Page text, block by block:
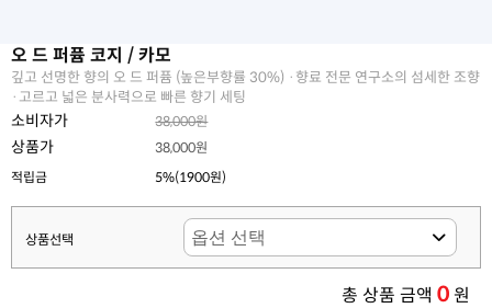
오 드 퍼퓸 코지 / 카모
깊고 선명한 향의 오 드 퍼퓸 (높은부향률 30%) ·향료 전문 연구소의 섬세한 조향
·고르고 넓은 분사력으로 빠른 향기 세팅
소비자가 38,000원
상품가
38,000원
적립금
5%(1900원)
상품선택
총 상품 금액 0원